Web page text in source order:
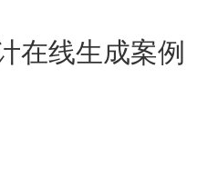
在线生成案例